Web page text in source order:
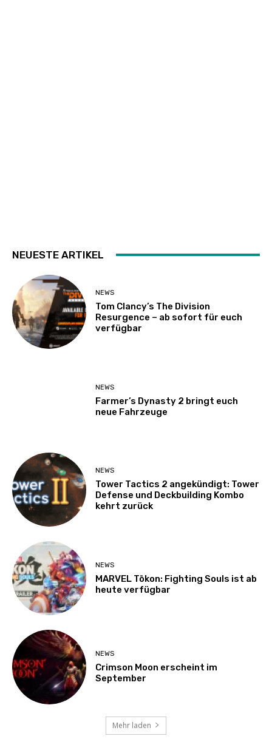
NEUESTE ARTIKEL
NEWS
Tom Clancy’s The Division
Resurgence – ab sofort für euch
verfügbar
NEWS
Farmer’s Dynasty 2 bringt euch
neue Fahrzeuge
NEWS
Tower Tactics 2 angekündigt: Tower
Defense und Deckbuilding Kombo
kehrt zurück
NEWS
MARVEL Tōkon: Fighting Souls ist ab
heute verfügbar
NEWS
Crimson Moon erscheint im
September
Mehr laden